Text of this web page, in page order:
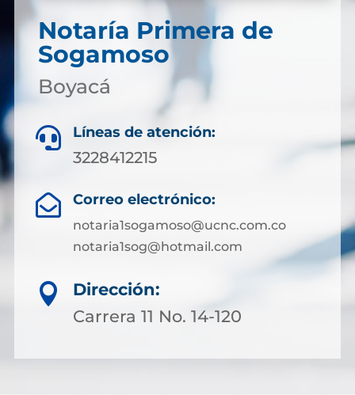
Notaría Primera de
Sogamoso
Boyacá
 Líneas de atención:
3228412215
 Correo electrónico:
notaria1sogamoso@ucnc.com.co
notaria1sog@hotmail.com

Dirección:
Carrera 11 No. 14-120